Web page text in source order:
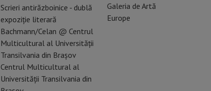
Scrieri antirăzboinice - dublă
expoziție literară
Bachmann/Celan @ Centrul
Multicultural al Universității
Transilvania din Brașov
Centrul Multicultural al
Universităţii Transilvania din
Galeria de Artă
Europe